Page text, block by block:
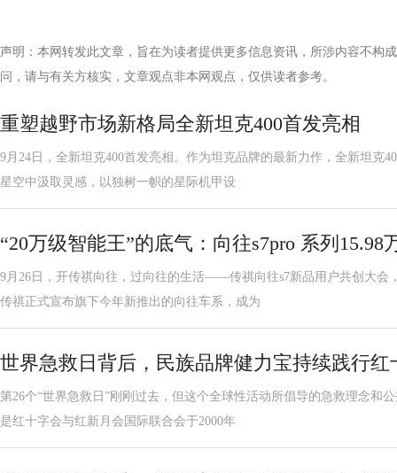
声明：本网转发此文章，旨在为读者提供更多信息资讯，所涉内容不构
问，请与有关方核实，文章观点非本网观点，仅供读者参考。
重塑越野市场新格局全新坦克400首发亮相
9月24日，全新坦克400首发亮相。作为坦克品牌的最新力作，全新坦克
星空中汲取灵感，以独树一帜的星际机甲设
“20万级智能王”的底气：向往s7pro 系列15.98
9月26日，开传祺向往，过向往的生活——传祺向往s7新品用户共创大会
传祺正式宣布旗下今年新推出的向往车系，成为
世界急救日背后，民族品牌健力宝持续践行红
第26个“世界急救日”刚刚过去，但这个全球性活动所倡导的急救理念和
是红十字会与红新月会国际联合会于2000年